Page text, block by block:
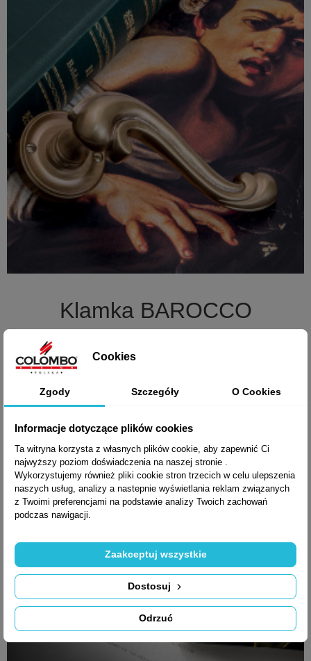
Klamka BAROCCO
1 409,51 zł brutto
Cookies
Zgody Szczegóły O Cookies
Informacje dotyczące plików cookies
Ta witryna korzysta z własnych plików cookie, aby zapewnić Ci
najwyższy poziom doświadczenia na naszej stronie .
Wykorzystujemy również pliki cookie stron trzecich w celu ulepszenia
naszych usług, analizy a nastepnie wyświetlania reklam związanych
z Twoimi preferencjami na podstawie analizy Twoich zachowań
podczas nawigacji.
Odrzuć
Dostosuj
Zaakceptuj wszystkie